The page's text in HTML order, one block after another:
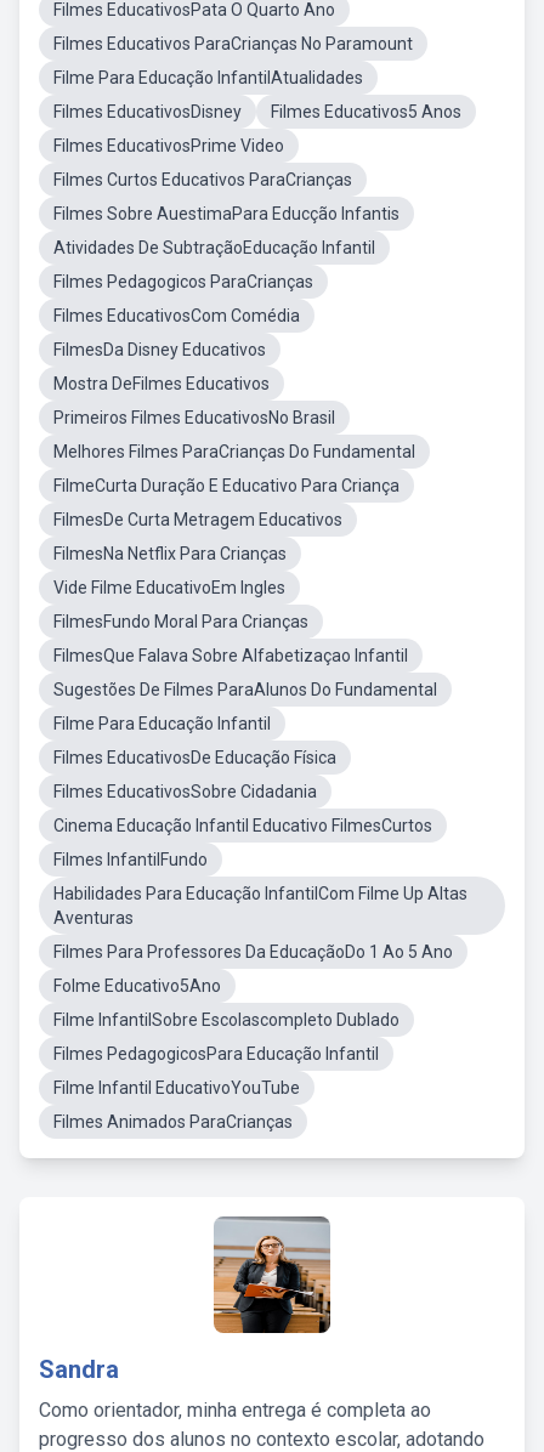
Filmes EducativosPata O Quarto Ano
Filmes Educativos ParaCrianças No Paramount
Filme Para Educação InfantilAtualidades
Filmes EducativosDisney
Filmes Educativos5 Anos
Filmes EducativosPrime Video
Filmes Curtos Educativos ParaCrianças
Filmes Sobre AuestimaPara Educção Infantis
Atividades De SubtraçãoEducação Infantil
Filmes Pedagogicos ParaCrianças
Filmes EducativosCom Comédia
FilmesDa Disney Educativos
Mostra DeFilmes Educativos
Primeiros Filmes EducativosNo Brasil
Melhores Filmes ParaCrianças Do Fundamental
FilmeCurta Duração E Educativo Para Criança
FilmesDe Curta Metragem Educativos
FilmesNa Netflix Para Crianças
Vide Filme EducativoEm Ingles
FilmesFundo Moral Para Crianças
FilmesQue Falava Sobre Alfabetizaçao Infantil
Sugestões De Filmes ParaAlunos Do Fundamental
Filme Para Educação Infantil
Filmes EducativosDe Educação Física
Filmes EducativosSobre Cidadania
Cinema Educação Infantil Educativo FilmesCurtos
Filmes InfantilFundo
Habilidades Para Educação InfantilCom Filme Up Altas
Aventuras
Filmes Para Professores Da EducaçãoDo 1 Ao 5 Ano
Folme Educativo5Ano
Filme InfantilSobre Escolascompleto Dublado
Filmes PedagogicosPara Educação Infantil
Filme Infantil EducativoYouTube
Filmes Animados ParaCrianças
Sandra
Como orientador, minha entrega é completa ao
progresso dos alunos no contexto escolar, adotando